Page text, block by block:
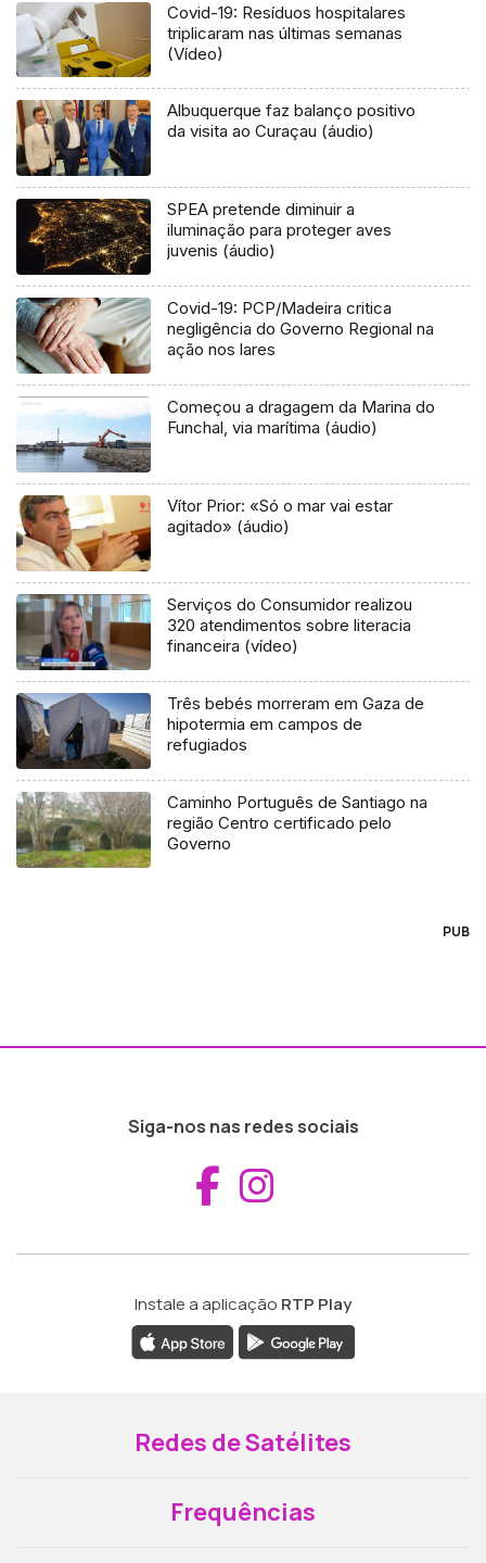
Covid-19: Resíduos hospitalares
triplicaram nas últimas semanas
(Vídeo)
Albuquerque faz balanço positivo
da visita ao Curaçau (áudio)
SPEA pretende diminuir a
iluminação para proteger aves
juvenis (áudio)
Covid-19: PCP/Madeira critica
negligência do Governo Regional na
ação nos lares
Começou a dragagem da Marina do
Funchal, via marítima (áudio)
Vítor Prior: «Só o mar vai estar
agitado» (áudio)
Serviços do Consumidor realizou
320 atendimentos sobre literacia
financeira (vídeo)
Três bebés morreram em Gaza de
hipotermia em campos de
refugiados
Caminho Português de Santiago na
região Centro certificado pelo
Governo
PUB
Siga-nos nas redes sociais
Aceder ao
Instale a aplicação RTP Play
Redes de Satélites
Frequências